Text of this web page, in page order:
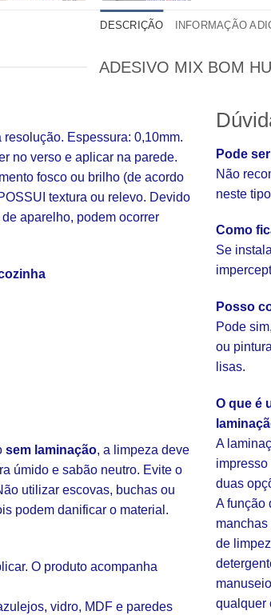
DESCRIÇÃO INFORMAÇÃO
ADESIVO MIX BOM
Espessura: 0,10mm.
no verso e aplicar na parede.
fosco ou brilho (de acordo
textura ou relevo. Devido
aparelho, podem ocorrer
sem laminação, a limpeza deve
úmido e sabão neutro. Evite o
utilizar escovas, buchas ou
podem danificar o material.
O produto acompanha
vidro, MDF e paredes
Pode
Não
neste
Como
Se
Posso
Pode
ou
lisas.
O que é
A
impresso
duas
A função
de
qualquer